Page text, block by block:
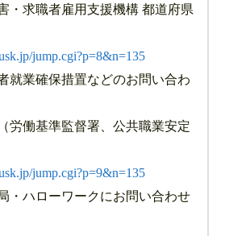
・求職者雇用支援機構 都道府県
jump.cgi?p=8&n=135
就業確保措置などのお問い合わ
労働基準監督署、公共職業安定
jump.cgi?p=9&n=135
ハローワークにお問い合わせ